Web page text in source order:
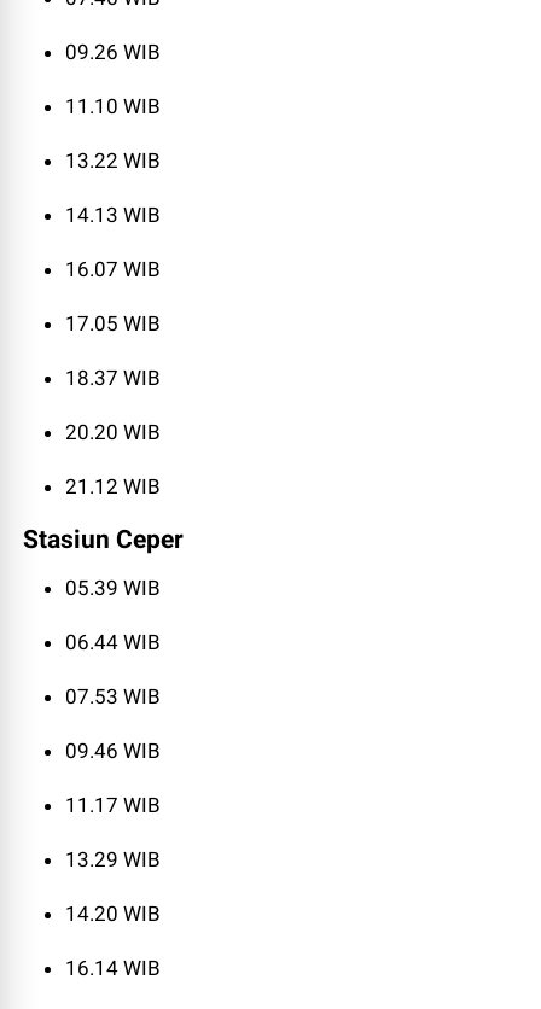
09.26 WIB
11.10 WIB
13.22 WIB
14.13 WIB
16.07 WIB
17.05 WIB
18.37 WIB
20.20 WIB
21.12 WIB
Stasiun Ceper
05.39 WIB
06.44 WIB
07.53 WIB
09.46 WIB
11.17 WIB
13.29 WIB
14.20 WIB
16.14 WIB